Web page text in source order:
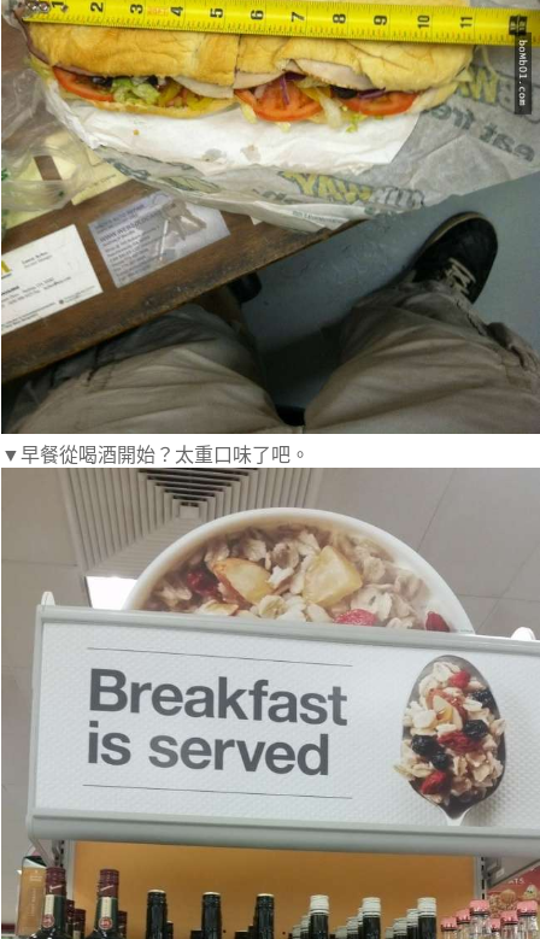
▼早餐從喝酒開始？太重口味了吧。